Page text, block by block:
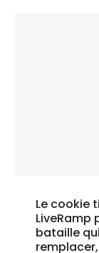
Le cookie
LiveRamp
bataille